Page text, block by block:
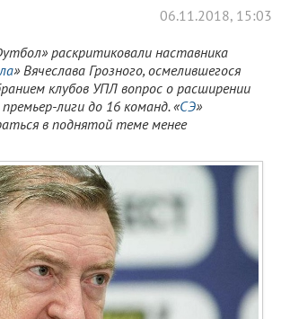
06.11.2018, 15:03
раскритиковали наставника
» Вячеслава Грозного, осмелившегося
клубов УПЛ вопрос о расширении
лиги до 16 команд. «СЭ»
в поднятой теме менее